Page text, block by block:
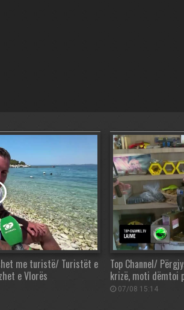
me turistë/ Turistët e
e Vlorës
Top Channel/
krizë, moti dëmtoi
07/08 15:14